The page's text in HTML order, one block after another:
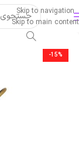
Skip to navigation
Skip to main content
-15%